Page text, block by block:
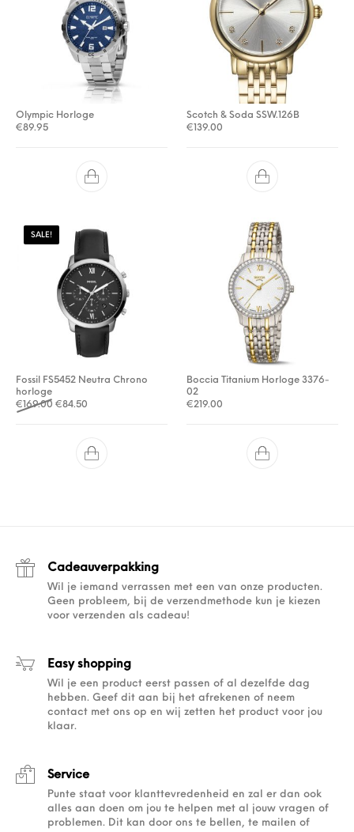
Olympic Horloge
€89.95
Scotch & Soda SSW.126B
€139.00
SALE!
Fossil FS5452 Neutra Chrono
horloge
€ 169.00 Oorspronkelijke prijs was: €169.00.
€84.50 Huidige prijs is: €84.50.
Boccia Titanium Horloge 3376-
02
€219.00
Cadeauverpakking
Wil je iemand verrassen met een van onze producten.
Geen probleem, bij de verzendmethode kun je kiezen
voor verzenden als cadeau!
Easy shopping
Wil je een product eerst passen of al dezelfde dag
hebben. Geef dit aan bij het afrekenen of neem
contact met ons op en wij zetten het product voor jou
klaar.
Service
Punte staat voor klanttevredenheid en zal er dan ook
alles aan doen om jou te helpen met al jouw vragen of
problemen. Dit kan door ons te bellen, te mailen of